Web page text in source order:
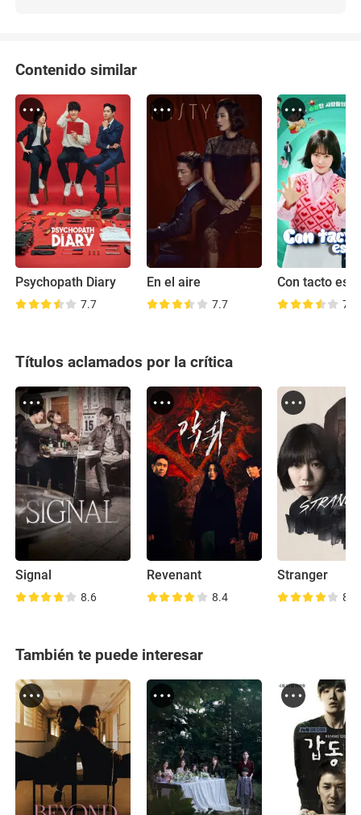
Contenido similar
Psychopath Diary
7.7
En el aire
7.7
Con tacto
7.4
Títulos aclamados por la crítica
Signal
8.6
Revenant
8.4
Stranger
8.4
También te puede interesar